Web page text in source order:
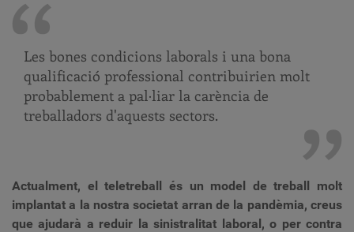
Les bones condicions laborals i una bona
qualificació professional contribuirien molt
probablement a pal·liar la carència de
treballadors d'aquests sectors.
Actualment, el teletreball és un model de treball molt
implantat a la nostra societat arran de la pandèmia, creus
que ajudarà a reduir la sinistralitat laboral, o per contra